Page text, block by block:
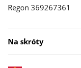
Regon 369267361
Na skróty